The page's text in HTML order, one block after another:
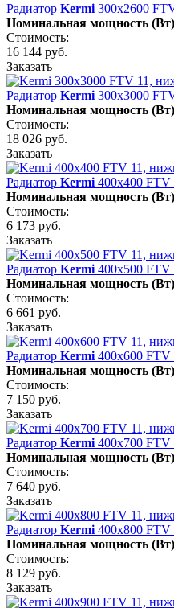
Радиатор Kermi 300х2600
Номинальная мощность
Стоимость:
16 144 руб.
Заказать
Радиатор Kermi 300х3000
Номинальная мощность
Стоимость:
18 026 руб.
Заказать
Радиатор Kermi 400х400
Номинальная мощность
Стоимость:
6 173 руб.
Заказать
Радиатор Kermi 400х500
Номинальная мощность
Стоимость:
6 661 руб.
Заказать
Радиатор Kermi 400х600
Номинальная мощность
Стоимость:
7 150 руб.
Заказать
Радиатор Kermi 400х700
Номинальная мощность
Стоимость:
7 640 руб.
Заказать
Радиатор Kermi 400х800
Номинальная мощность
Стоимость:
8 129 руб.
Заказать